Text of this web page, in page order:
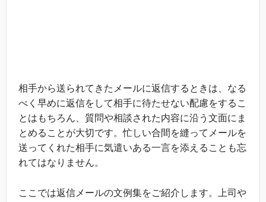
相手から送られてきたメールに返信するときは、なる
べく早めに返信をして相手に待たせない配慮をするこ
とはもちろん、質問や相談された内容に沿う文面にま
とめることが大切です。忙しい合間を縫ってメールを
送ってくれた相手に気遣いある一言を添えることも忘
れてはなりません。
ここでは返信メールの文例集をご紹介します。上司や